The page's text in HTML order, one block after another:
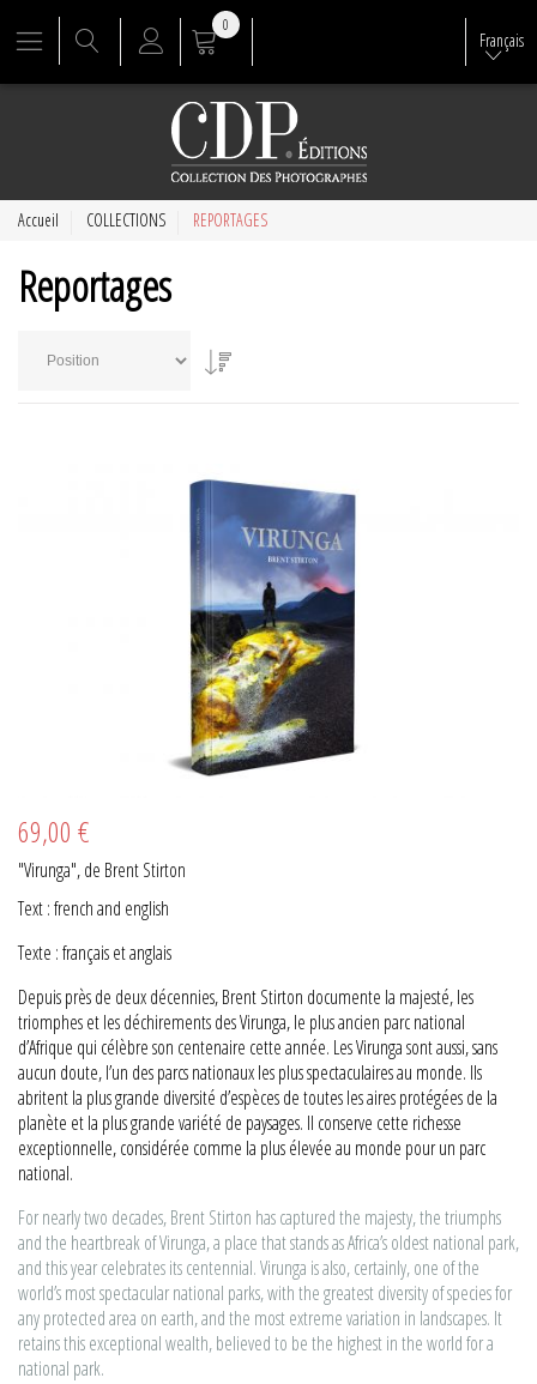
Français
0
Accueil COLLECTIONS REPORTAGES
Reportages
69,00 €
"Virunga", de Brent Stirton
Text : french and english
Texte : français et anglais
Depuis près de deux décennies, Brent Stirton documente la majesté, les
triomphes et les déchirements des Virunga, le plus ancien parc national
d’Afrique qui célèbre son centenaire cette année. Les Virunga sont aussi, sans
aucun doute, l’un des parcs nationaux les plus spectaculaires au monde. Ils
abritent la plus grande diversité d’espèces de toutes les aires protégées de la
planète et la plus grande variété de paysages. Il conserve cette richesse
exceptionnelle, considérée comme la plus élevée au monde pour un parc
national.
For nearly two decades, Brent Stirton has captured the majesty, the triumphs
and the heartbreak of Virunga, a place that stands as Africa’s oldest national park,
and this year celebrates its centennial. Virunga is also, certainly, one of the
world’s most spectacular national parks, with the greatest diversity of species for
any protected area on earth, and the most extreme variation in landscapes. It
retains this exceptional wealth, believed to be the highest in the world for a
national park.